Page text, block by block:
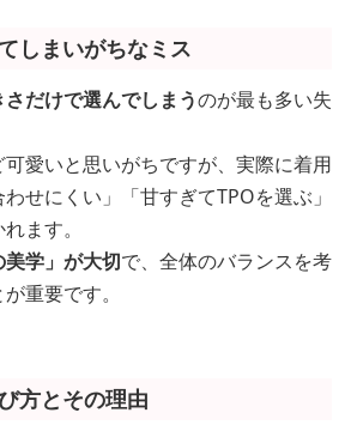
しまいがちなミス
だけで選んでしまうのが最も多い失
愛いと思いがちですが、実際に着用
せにくい」「甘すぎてTPOを選ぶ」
ます。
学」が大切で、全体のバランスを考
重要です。
方とその理由